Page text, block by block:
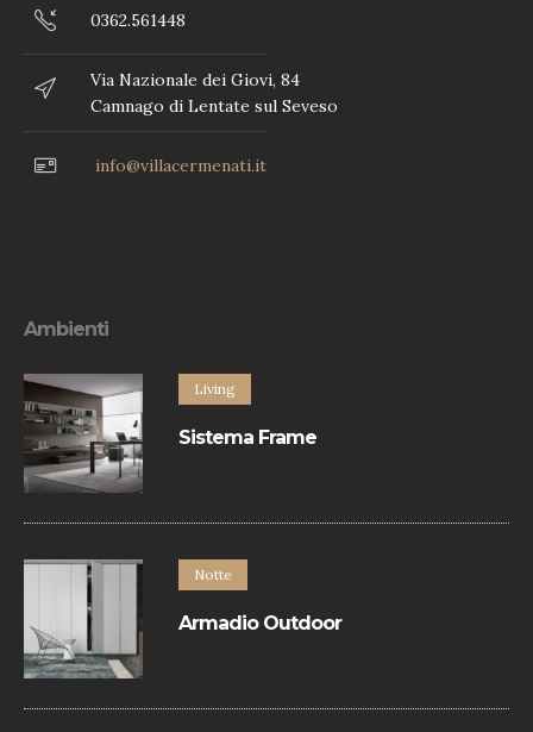
0362.561448
Via Nazionale dei Giovi, 84
Camnago di Lentate sul Seveso
info@villacermenati.it
Ambienti
Living
Sistema Frame
accostamento di un’ampia varietà di
Notte
Armadio Outdoor